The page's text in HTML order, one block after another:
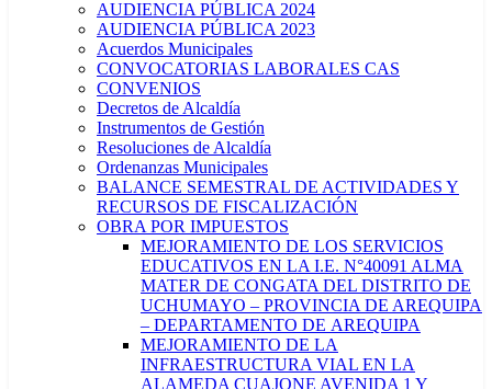
AUDIENCIA PÚBLICA 2024
AUDIENCIA PÚBLICA 2023
Acuerdos Municipales
CONVOCATORIAS LABORALES CAS
CONVENIOS
Decretos de Alcaldía
Instrumentos de Gestión
Resoluciones de Alcaldía
Ordenanzas Municipales
BALANCE SEMESTRAL DE ACTIVIDADES Y
RECURSOS DE FISCALIZACIÓN
OBRA POR IMPUESTOS
MEJORAMIENTO DE LOS SERVICIOS
EDUCATIVOS EN LA I.E. N°40091 ALMA
MATER DE CONGATA DEL DISTRITO DE
UCHUMAYO – PROVINCIA DE AREQUIPA
– DEPARTAMENTO DE AREQUIPA
MEJORAMIENTO DE LA
INFRAESTRUCTURA VIAL EN LA
ALAMEDA CUAJONE AVENIDA 1 Y